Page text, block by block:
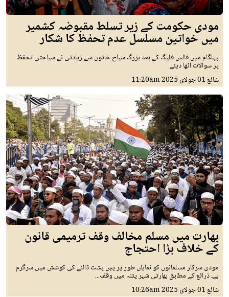
مودی حکومت کے زیر تسلط مقبوضہ کشمیر
میں خواتین مسلسل عدم تحفظ کا شکار
پہلگام میں فالس فلیگ کے بعد بزرگ سیاح خاتون سے زیادتی نے سیاحتی تحفظ
پر سوالات اٹھا دیئے
شائع01 جولائ 2025 11:20am
بھارت میں مسلم مخالف وقف ترمیمی قانون
کے خلاف بڑا احتجاج
مودی سرکار مسلمانوں کو نمایاں طور پر پسِ پشت ڈالنے کی کوشش میں سرگرم
ہے۔ ذرائع کے مطابق بھارتی شہر پٹنہ میں وقف...
شائع01 جولائ 2025 10:26am